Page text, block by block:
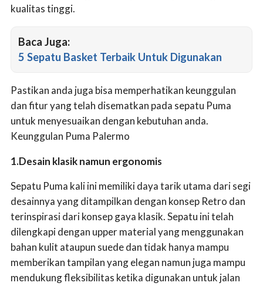
kualitas tinggi.
Baca Juga:
5 Sepatu Basket Terbaik Untuk Digunakan
Pastikan anda juga bisa memperhatikan keunggulan
dan fitur yang telah disematkan pada sepatu Puma
untuk menyesuaikan dengan kebutuhan anda.
Keunggulan Puma Palermo
1.Desain klasik namun ergonomis
Sepatu Puma kali ini memiliki daya tarik utama dari segi
desainnya yang ditampilkan dengan konsep Retro dan
terinspirasi dari konsep gaya klasik. Sepatu ini telah
dilengkapi dengan upper material yang menggunakan
bahan kulit ataupun suede dan tidak hanya mampu
memberikan tampilan yang elegan namun juga mampu
mendukung fleksibilitas ketika digunakan untuk jalan